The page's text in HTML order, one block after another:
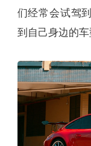
们经常会试驾
到自己身边的车